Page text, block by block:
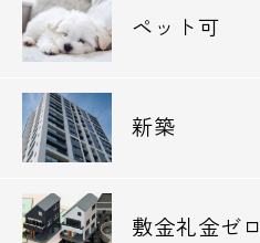
ペット可
新築
敷金礼金ゼロ